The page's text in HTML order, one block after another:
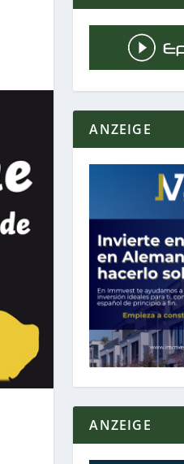
ANZEIGE
ANZEIGE